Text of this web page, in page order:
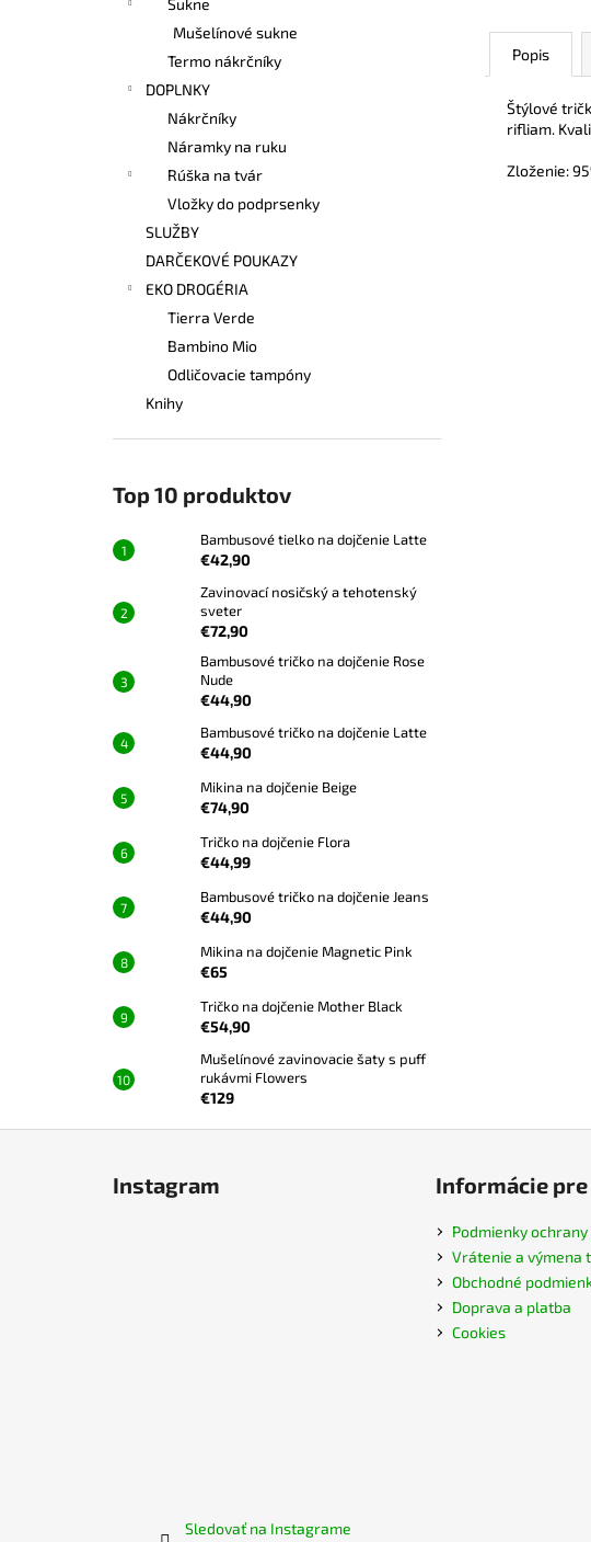
Sukne
Mušelínové sukne
Termo nákrčníky
DOPLNKY
Nákrčníky
Náramky na ruku
Rúška na tvár
Vložky do podprsenky
SLUŽBY
DARČEKOVÉ POUKAZY
EKO DROGÉRIA
Tierra Verde
Bambino Mio
Odličovacie tampóny
Knihy
Top 10 produktov
Bambusové tielko na dojčenie Latte
€42,90
Zavinovací nosičský a tehotenský
sveter
€72,90
Bambusové tričko na dojčenie Rose
Nude
€44,90
Bambusové tričko na dojčenie Latte
€44,90
Mikina na dojčenie Beige
€74,90
Tričko na dojčenie Flora
€44,99
Bambusové tričko na dojčenie Jeans
€44,90
Mikina na dojčenie Magnetic Pink
€65
Tričko na dojčenie Mother Black
€54,90
Mušelínové zavinovacie šaty s puff
rukávmi Flowers
€129
Popis
Štýlové
rifliam.
Zloženie:
Instagram
Sledovať na Instagrame
Informácie pre
Podmienky
Vrátenie a výmena
Obchodné
Doprava a platba
Cookies